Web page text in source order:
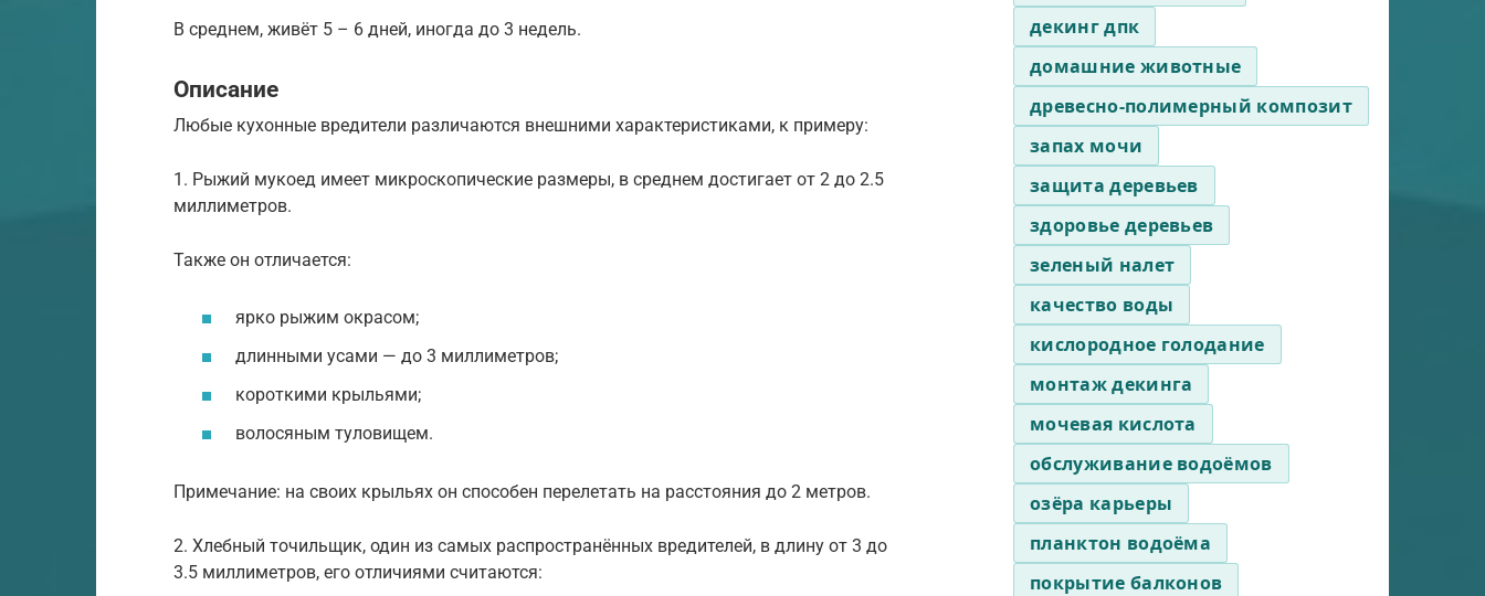
В среднем, живёт 5 – 6 дней, иногда до 3 недель.
Описание
Любые кухонные вредители различаются внешними характеристиками, к примеру:
1. Рыжий мукоед имеет микроскопические размеры, в среднем достигает от 2 до 2.5
миллиметров.
Также он отличается:
ярко рыжим окрасом;
длинными усами — до 3 миллиметров;
короткими крыльями;
волосяным туловищем.
Примечание: на своих крыльях он способен перелетать на расстояния до 2 метров.
2. Хлебный точильщик, один из самых распространённых вредителей, в длину от 3 до
3.5 миллиметров, его отличиями считаются:
декинг дпк
домашние животные
древесно-полимерный композит
запах мочи
защита деревьев
здоровье деревьев
зеленый налет
качество воды
кислородное голодание
монтаж декинга
мочевая кислота
обслуживание водоёмов
озёра карьеры
планктон водоёма
покрытие балконов